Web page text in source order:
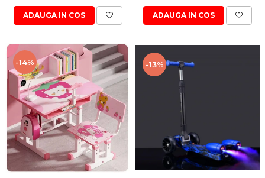
ADAUGA IN COS ADAUGA IN COS
-14% -13%